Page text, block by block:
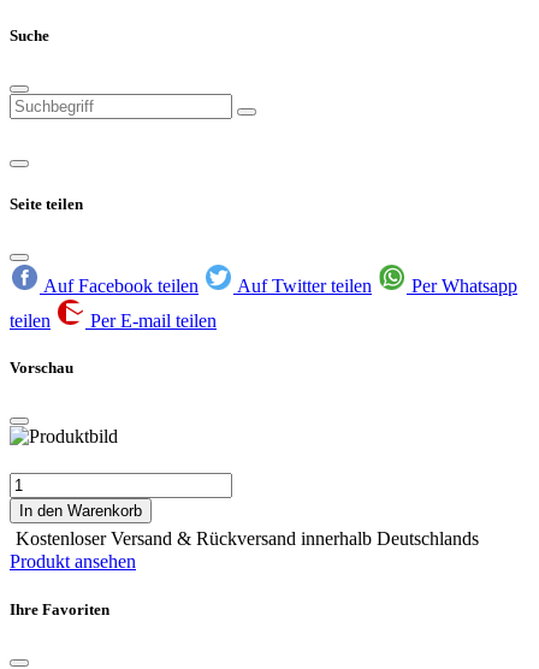
Suche
Seite teilen
Auf Facebook teilen Auf Twitter teilen
Per Whatsapp
teilen
Per E-mail teilen
Vorschau
In den Warenkorb
Kostenloser Versand & Rückversand innerhalb Deutschlands
Produkt ansehen
Ihre Favoriten